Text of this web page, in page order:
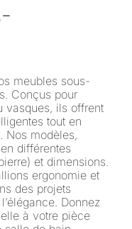
meubles sous-
Conçus pour
vasques, ils offrent
tout en
Nos modèles,
différentes
et dimensions.
ergonomie et
des projets
Donnez
à votre pièce